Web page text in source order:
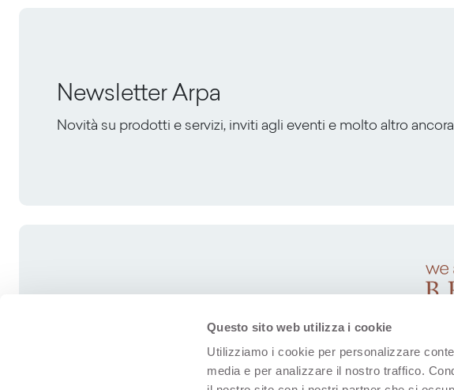
Questo sito web utilizza i cookie
Utilizziamo i cookie per personalizzare
media e per analizzare il nostro traffico.
Newsletter Arpa
Novità su prodotti e servizi, inviti agli eventi e molto altro ancora